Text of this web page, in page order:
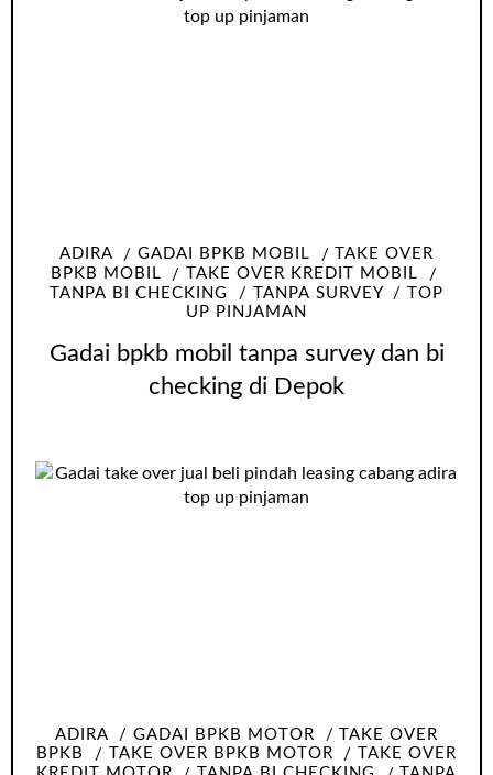
ADIRA GADAI BPKB MOBIL
TAKE OVER
BPKB MOBIL
TAKE OVER KREDIT MOBIL
TANPA BI CHECKING
TANPA SURVEY
TOP
UP PINJAMAN
Gadai bpkb mobil tanpa survey dan bi
checking di Depok
ADIRA GADAI BPKB MOTOR
TAKE OVER
BPKB
TAKE OVER BPKB MOTOR
TAKE OVER